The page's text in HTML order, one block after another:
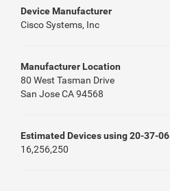
Device Manufacturer
Cisco Systems, Inc
Manufacturer Location
80 West Tasman Drive
San Jose CA 94568
Estimated Devices using 20-37-06
16,256,250